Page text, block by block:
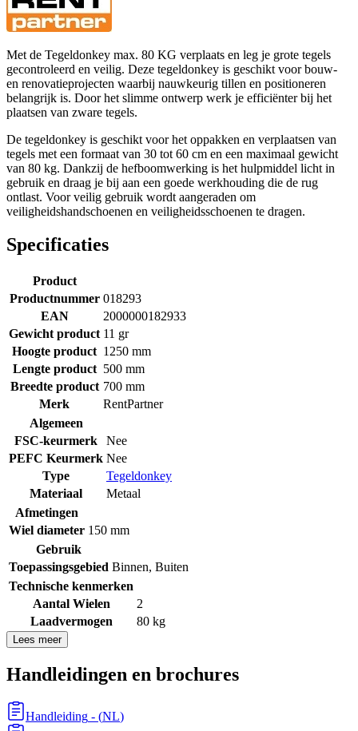
Met de Tegeldonkey max. 80 KG verplaats en leg je grote tegels
gecontroleerd en veilig. Deze tegeldonkey is geschikt voor bouw-
en renovatieprojecten waarbij nauwkeurig tillen en positioneren
belangrijk is. Door het slimme ontwerp werk je efficiënter bij het
plaatsen van zware tegels.
De tegeldonkey is geschikt voor het oppakken en verplaatsen van
tegels met een formaat van 30 tot 60 cm en een maximaal gewicht
van 80 kg. Dankzij de hefboomwerking is het hulpmiddel licht in
gebruik en draag je bij aan een goede werkhouding die de rug
ontlast. Voor veilig gebruik wordt aangeraden om
veiligheidshandschoenen en veiligheidsschoenen te dragen.
Specificaties
Product
Productnummer 018293
EAN
2000000182933
Gewicht product 11 gr
Hoogte product 1250 mm
Lengte product 500 mm
Breedte product 700 mm
Merk
RentPartner
Algemeen
FSC-keurmerk
Nee
PEFC Keurmerk Nee
Type
Tegeldonkey
Materiaal
Metaal
Afmetingen
Wiel diameter 150 mm
Gebruik
Toepassingsgebied Binnen, Buiten
Technische kenmerken
Aantal Wielen
2
Laadvermogen
80 kg
Lees meer
Handleidingen en brochures
Handleiding - (NL)